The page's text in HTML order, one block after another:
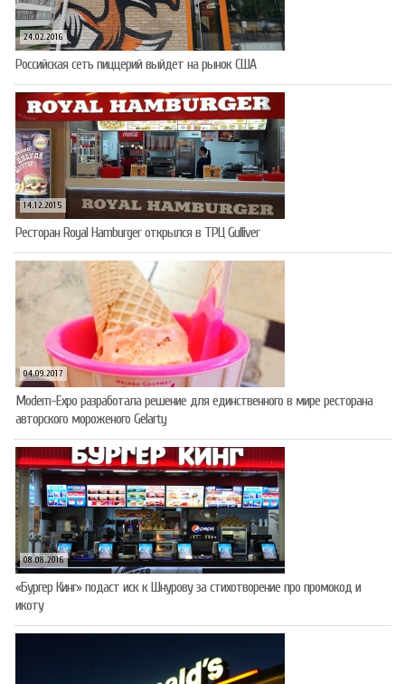
24.02.2016
Российская сеть пиццерий выйдет на рынок США
14.12.2015
Ресторан Royal Hamburger открылся в ТРЦ Gulliver
04.09.2017
Modern-Expo разработала решение для единственного в мире ресторана
авторского мороженого Gelarty
08.08.2016
«Бургер Кинг» подаст иск к Шнурову за стихотворение про промокод и
икоту